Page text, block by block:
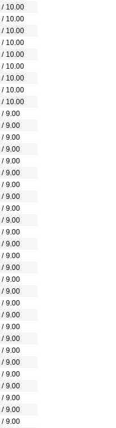
/ 10.00
/ 10.00
/ 10.00
/ 10.00
/ 10.00
/ 10.00
/ 10.00
/ 10.00
/ 10.00
/ 9.00
/ 9.00
/ 9.00
/ 9.00
/ 9.00
/ 9.00
/ 9.00
/ 9.00
/ 9.00
/ 9.00
/ 9.00
/ 9.00
/ 9.00
/ 9.00
/ 9.00
/ 9.00
/ 9.00
/ 9.00
/ 9.00
/ 9.00
/ 9.00
/ 9.00
/ 9.00
/ 9.00
/ 9.00
/ 9.00
/ 9.00